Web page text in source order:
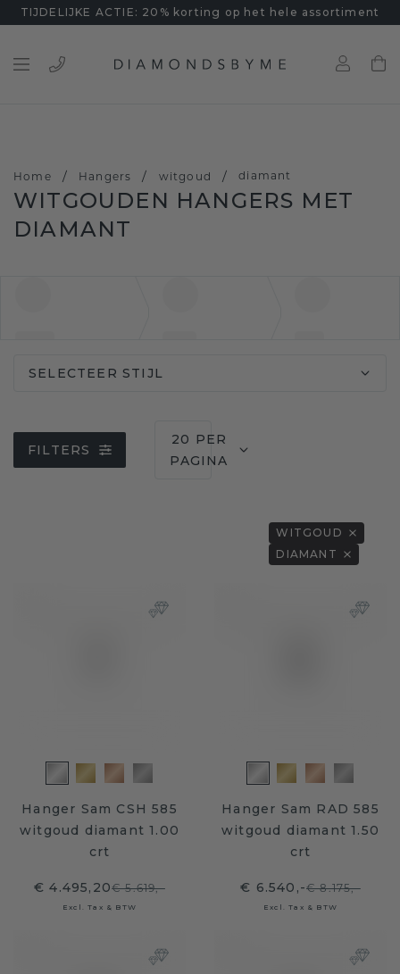
TIJDELIJKE ACTIE: 20% korting op het hele assortiment
Home / Hangers / witgoud / diamant
WITGOUDEN HANGERS MET
DIAMANT
SELECTEER STIJL
FILTERS
20 PER
PAGINA
WITGOUD
DIAMANT
Hanger Sam CSH 585
witgoud diamant 1.00
crt
€ 4.495,20€ 5.619,-
Excl. Tax & BTW
Hanger Sam RAD 585
witgoud diamant 1.50
crt
€ 6.540,-€ 8.175,-
Excl. Tax & BTW